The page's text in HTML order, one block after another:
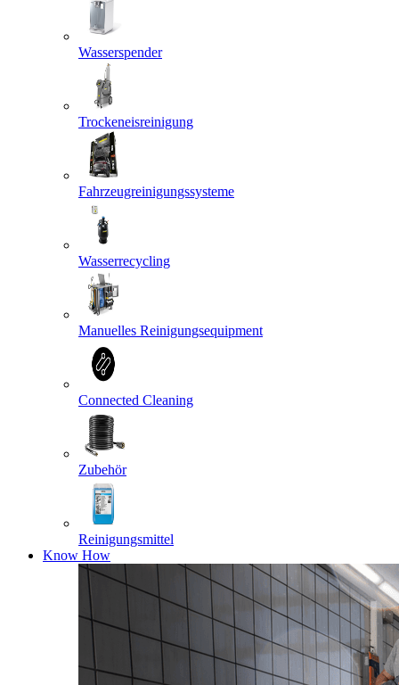
Wasserspender
Trockeneisreinigung
Fahrzeugreinigungssysteme
Wasserrecycling
Manuelles Reinigungsequipment
Connected Cleaning
Zubehör
Reinigungsmittel
Know How